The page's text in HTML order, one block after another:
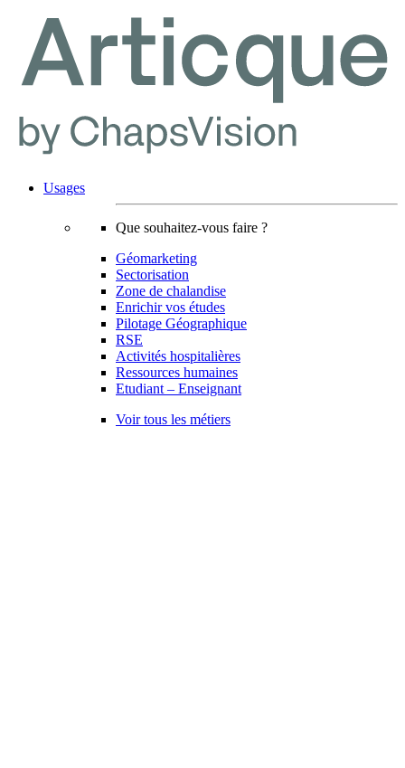
Usages
Que souhaitez-vous faire ?
Géomarketing
Sectorisation
Zone de chalandise
Enrichir vos études
Pilotage Géographique
RSE
Activités hospitalières
Ressources humaines
Etudiant – Enseignant
Voir tous les métiers